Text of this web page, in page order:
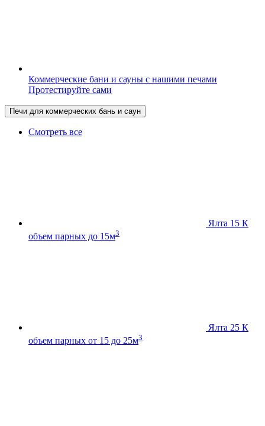
Коммерческие бани и сауны с нашими печами
Протестируйте сами
Печи для коммерческих бань и саун
Смотреть все
Ялта 15 К
объем парных до 15м3
Ялта 25 К
объем парных от 15 до 25м3